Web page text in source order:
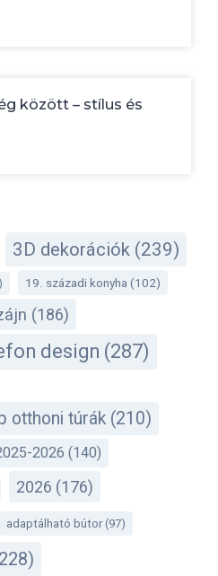
között – stílus és
3D dekorációk (239)
19. századi konyha (102)
(186)
design (287)
otthoni túrák (210)
2026 (140)
2026 (176)
adaptálható bútor(97)